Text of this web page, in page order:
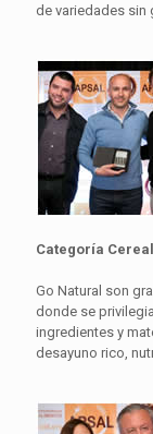
de variedades sin
Categoría
Go Natural son
donde se
ingredientes y
desayuno rico,